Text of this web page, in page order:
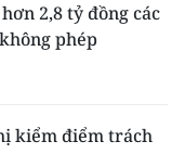
2,8 tỷ đồng các
phép
kiểm điểm trách